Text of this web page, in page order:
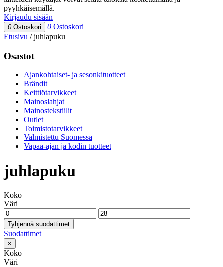
pyyhkäisemällä.
Kirjaudu sisään
0 Ostoskori 0 Ostoskori
Etusivu /juhlapuku
Osastot
Ajankohtaiset- ja sesonkituotteet
Brändit
Keittiötarvikkeet
Mainoslahjat
Mainostekstiilit
Outlet
Toimistotarvikkeet
Valmistettu Suomessa
Vapaa-ajan ja kodin tuotteet
juhlapuku
Koko
Väri
Tyhjennä suodattimet
Suodattimet
×
Koko
Väri